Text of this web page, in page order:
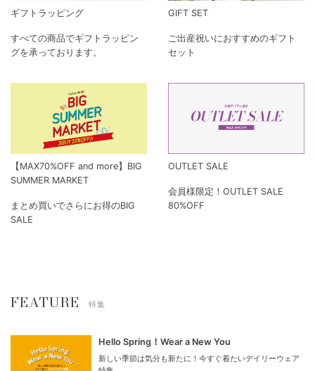
ギフトラッピング
すべての商品でギフトラッピン
グを承っております。
GIFT SET
ご出産祝いにおすすめのギフト
セット
【MAX70%OFF and more】BIG
SUMMER MARKET
まとめ買いでさらにお得のBIG
SALE
OUTLET SALE
会員様限定！OUTLET SALE
80%OFF
FEATURE 特集
Hello Spring！Wear a New You
新しい季節は気分も新たに！今すぐ着たいデイリーウェア